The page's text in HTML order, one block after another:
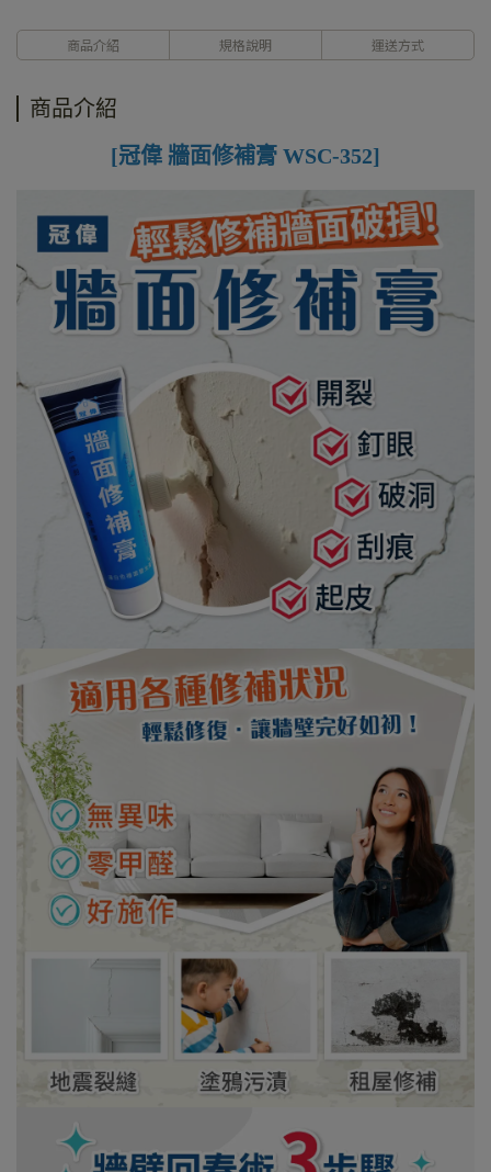
商品介紹 規格說明 運送方式
商品介紹
[冠偉 牆面修補膏 WSC-352]